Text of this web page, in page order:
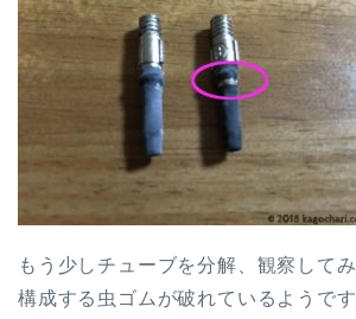
もう少しチューブを分解、観察して
構成する虫ゴムが破れているようで